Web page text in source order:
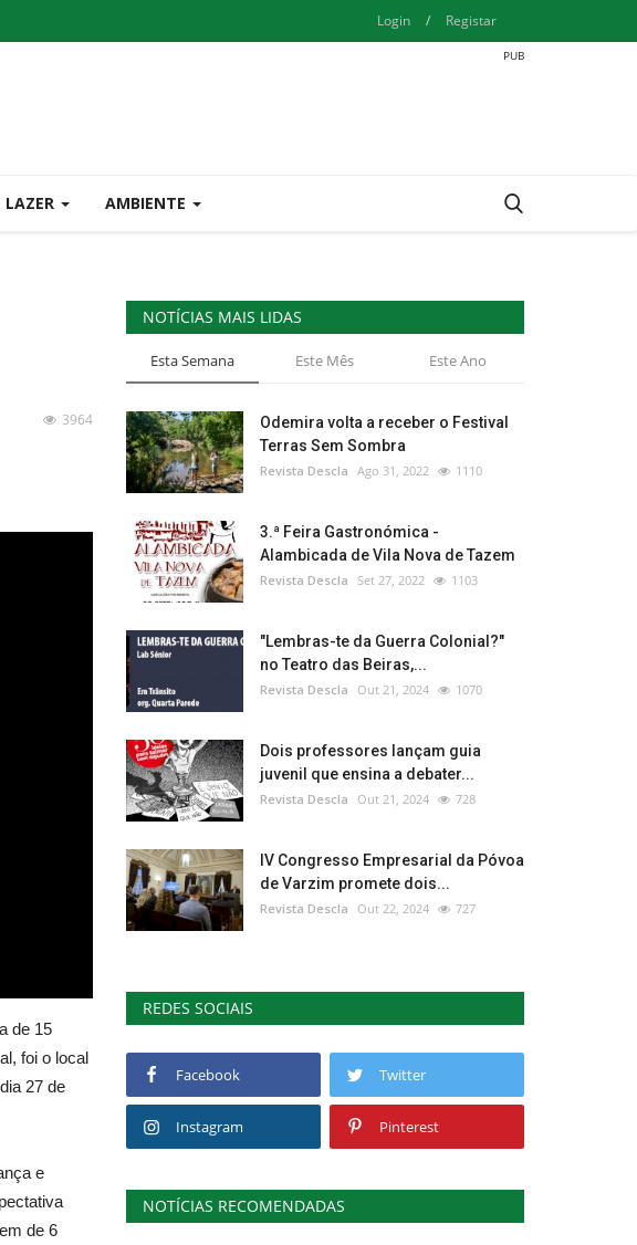
Login / Registar
LAZER AMBIENTE
3964
de 15
foi o local
27 de
e
de 6
NOTÍCIAS MAIS LIDAS
Esta Semana Este Mês Este Ano
Odemira volta a receber o Festival
Terras Sem Sombra
Revista Descla Ago 31, 2022 1110
3.ª Feira Gastronómica -
Alambicada de Vila Nova de Tazem
Revista Descla Set 27, 2022 1103
"Lembras-te da Guerra Colonial?"
no Teatro das Beiras,...
Revista Descla Out 21, 2024 1070
Dois professores lançam guia
juvenil que ensina a debater...
Revista Descla Out 21, 2024 728
IV Congresso Empresarial da Póvoa
de Varzim promete dois...
Revista Descla Out 22, 2024 727
REDES SOCIAIS
Facebook Twitter
Instagram Pinterest
NOTÍCIAS RECOMENDADAS